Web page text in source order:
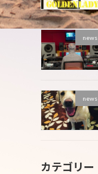
news
news
カテゴリー